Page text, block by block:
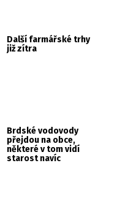
Další farmářské trhy
již zítra
Brdské vodovody
přejdou na obce,
některé v tom vidí
starost navíc